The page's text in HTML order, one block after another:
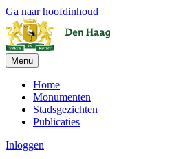
Ga naar hoofdinhoud
Menu
Home
Monumenten
Stadsgezichten
Publicaties
Inloggen